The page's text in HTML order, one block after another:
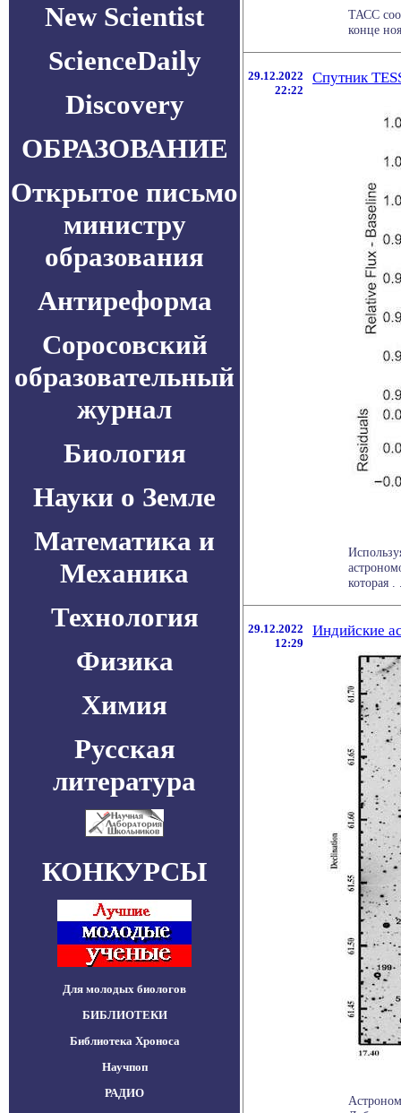
New Scientist
ScienceDaily
Discovery
ОБРАЗОВАНИЕ
Открытое письмо
министру
образования
Антиреформа
Соросовский
образовательный
журнал
Биология
Науки о Земле
Математика и
Механика
Технология
Физика
Химия
Русская
литература
КОНКУРСЫ
Для молодых биологов
БИБЛИОТЕКИ
Библиотека Хроноса
Научпоп
РАДИО
ТАСС
конце
29.12.2022
22:22
Спутник
которая .
29.12.2022
12:29
Индийские